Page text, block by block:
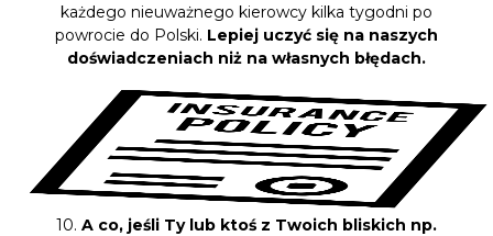
każdego nieuważnego kierowcy kilka tygodni po
powrocie do Polski. Lepiej uczyć się na naszych
doświadczeniach niż na własnych błędach.
10. A co, jeśli Ty lub ktoś z Twoich bliskich np.